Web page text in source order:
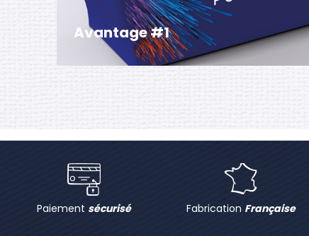
Avantage #1
La table pliante rectangulaire de 240 (L) x 76
(l) x 74 (h) cm dispose de plateaux en
Paiement sécurisé Fabrication Française